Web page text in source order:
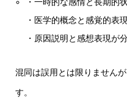
・一時的な感情と長期的
・医学的概念と感覚的表
・原因説明と感想表現が
混同は誤用とは限りません
す。